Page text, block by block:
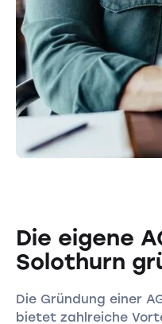
Die eigene
Solothurn
Die Gründung einer
bietet zahlreiche